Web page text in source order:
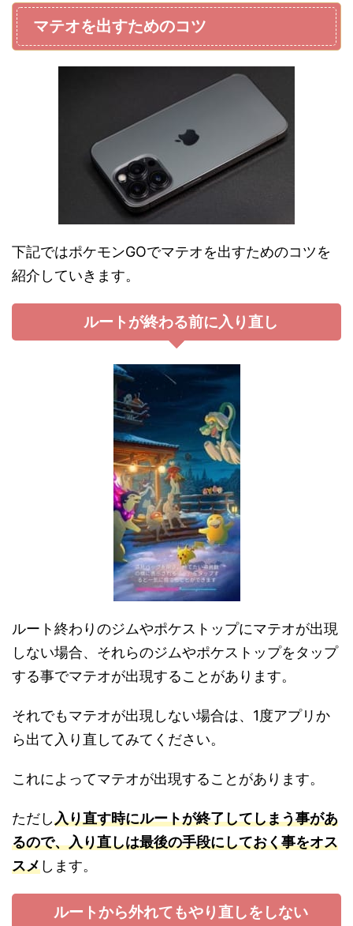
マテオを出すためのコツ
下記ではポケモンGOでマテオを出すためのコツを
紹介していきます。
ルートが終わる前に入り直し
ルート終わりのジムやポケストップにマテオが出現
しない場合、それらのジムやポケストップをタップ
する事でマテオが出現することがあります。
それでもマテオが出現しない場合は、1度アプリか
ら出て入り直してみてください。
これによってマテオが出現することがあります。
ただし入り直す時にルートが終了してしまう事があ
るので、入り直しは最後の手段にしておく事をオス
スメします。
ルートから外れてもやり直しをしない